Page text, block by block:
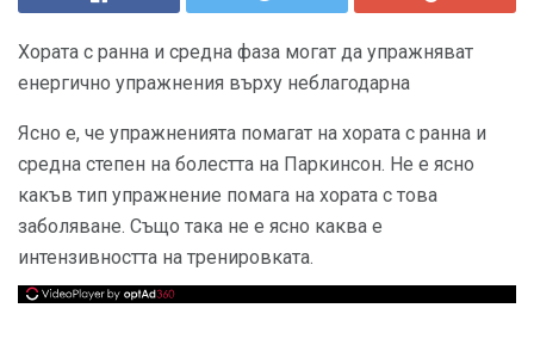
Хората с ранна и средна фаза могат да упражняват
енергично упражнения върху неблагодарна
Ясно е, че упражненията помагат на хората с ранна и
средна степен на болестта на Паркинсон. Не е ясно
какъв тип упражнение помага на хората с това
заболяване. Също така не е ясно каква е
интензивността на тренировката.